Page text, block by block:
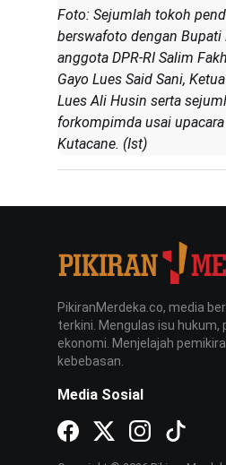
Foto: Sejumlah tokoh
berswafoto dengan Bupati
anggota DPR-RI Salim
Gayo Lues Said Sani,
Lues Ali Husin serta
forkompimda usai
Kutacane. (Ist)
PikiranMerdeka.co, media
terkini. Mengulas isu hukum,
ekonomi. Menjelajah
kebebasan.
Media Sosial